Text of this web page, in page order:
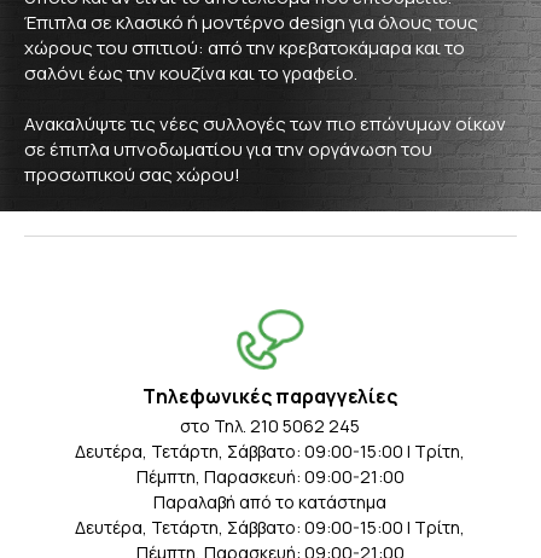
Έπιπλα σε κλασικό ή μοντέρνο design για όλους τους
χώρους του σπιτιού: από την κρεβατοκάμαρα και το
σαλόνι έως την κουζίνα και το γραφείο.
Ανακαλύψτε τις νέες συλλογές των πιο επώνυμων οίκων
σε έπιπλα υπνοδωματίου για την οργάνωση του
προσωπικού σας χώρου!
Tηλεφωνικές παραγγελίες
στο Τηλ. 210 5062 245
Δευτέρα, Τετάρτη, Σάββατο: 09:00-15:00 | Τρίτη,
Πέμπτη, Παρασκευή: 09:00-21:00
Παραλαβή από το κατάστημα
Δευτέρα, Τετάρτη, Σάββατο: 09:00-15:00 | Τρίτη,
Πέμπτη, Παρασκευή: 09:00-21:00